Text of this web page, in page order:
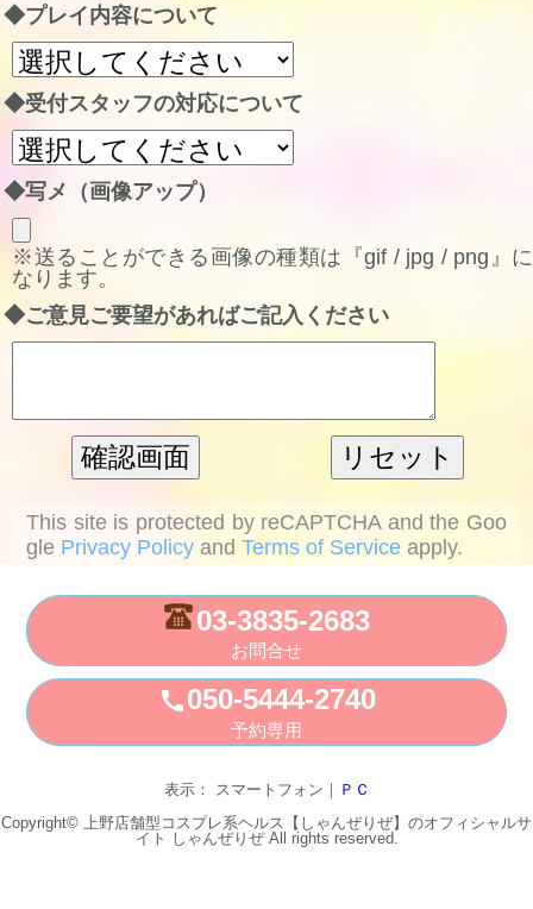
◆プレイ内容について
◆受付スタッフの対応について
◆写メ（画像アップ）
※送ることができる画像の種類は『gif / jpg / png』に
なります。
◆ご意見ご要望があればご記入ください
This site is protected by reCAPTCHA and the Goo
gle Privacy Policy andTerms of Service apply.
03-3835-2683
お問合せ
call050-5444-2740
予約専用
表示： スマートフォン｜ ＰＣ
Copyright© 上野店舗型コスプレ系ヘルス【しゃんぜりぜ】のオフィシャルサ
イト
しゃんぜりぜAll rights reserved.